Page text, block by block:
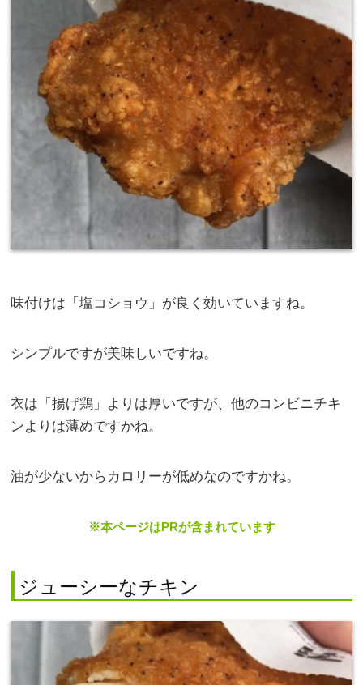
味付けは「塩コショウ」が良く効いていますね。
シンプルですが美味しいですね。
衣は「揚げ鶏」よりは厚いですが、他のコンビニチキ
ンよりは薄めですかね。
油が少ないからカロリーが低めなのですかね。
※本ページはPRが含まれています
ジューシーなチキン